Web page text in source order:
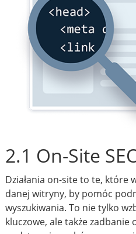
2.1 On-Site
Działania on-site to te, które
danej witryny, by pomóc
wyszukiwania. To nie tylko
kluczowe, ale także zadbanie